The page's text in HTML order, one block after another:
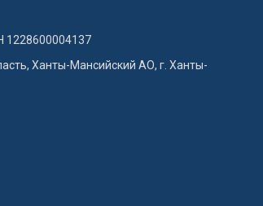
1228600004137
Ханты-Мансийский АО, г. Ханты-